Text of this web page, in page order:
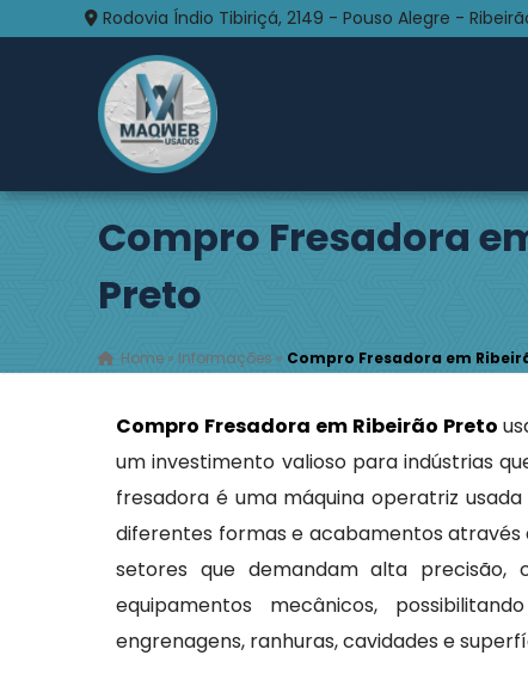
Rodovia Índio Tibiriçá, 2149 - Pouso Alegre -
Compro Fresadora
Preto
Home » Informações » Compro Fresadora em
Compro Fresadora em Ribeirão Preto
um investimento valioso para indústrias
fresadora é uma máquina operatriz
diferentes formas e acabamentos
setores que demandam alta precisão,
equipamentos mecânicos,
engrenagens, ranhuras, cavidades e